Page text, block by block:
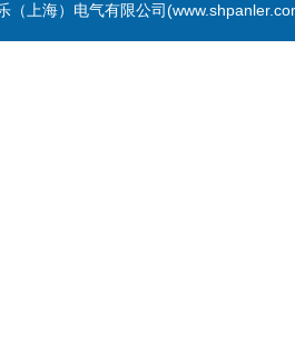
（上海）电气有限公司